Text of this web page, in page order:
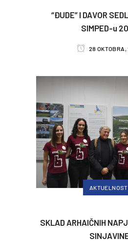
“ĐUDE” I DAVOR
SIMPED-u
28
SKLAD ARHAIČNIH